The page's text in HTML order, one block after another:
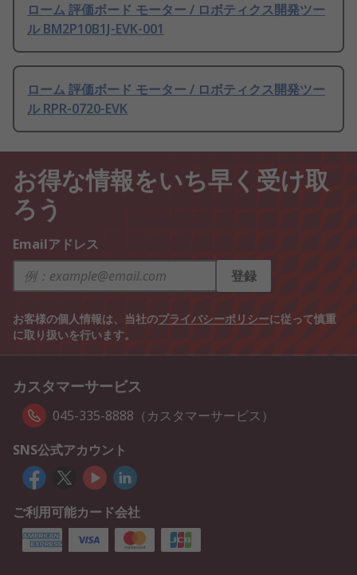
ローム 評価ボード モーター / ロボティクス開発ツー
ル BM2P10B1J-EVK-001
ローム 評価ボード モーター / ロボティクス開発ツー
ル RPR-0720-EVK
お得な情報をいち早く受け取
ろう
Emailアドレス
登録
お客様の個人情報は、当社のプライバシーポリシーに従って慎重
に取り扱いを行います。
カスタマーサービス
045-335-8888（カスタマーサービス）
SNS公式アカウント
ご利用可能カード会社